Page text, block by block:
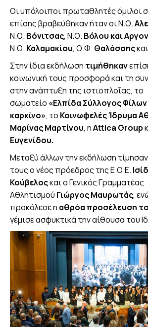
Οι υπόλοιποι πρωταθλητές όμιλοι
επίσης βραβεύθηκαν ήταν οι Ν.Ο.
Ν.Ο. Βόνιτσας, Ν.Ο. Βόλου και
Ν.Ο. Καλαμακίου, Ο.Φ. Θαλάσσης
Στην ίδια εκδήλωση τιμήθηκαν
κοινωνική τους προσφορά και τη
στην ανάπτυξη της ιστιοπλοΐας, το
σωματείο «Ελπίδα Σύλλογος
καρκίνο», το Κοινωφελές Ίδρυμα
Μαρίνας Μαρτίνου, ηAttica Group
Ευγενίδου.
Μεταξύ άλλων την εκδήλωση
τους ο νέος πρόεδρος της Ε.Ο.Ε.
Κούβελοςκαι ο Γενικός Γραμματέας
Αθλητισμού Γιώργος Μαυρωτάς,
προκάλεσε η αθρόα προσέλευση
γέμισε ασφυκτικά την αίθουσα του